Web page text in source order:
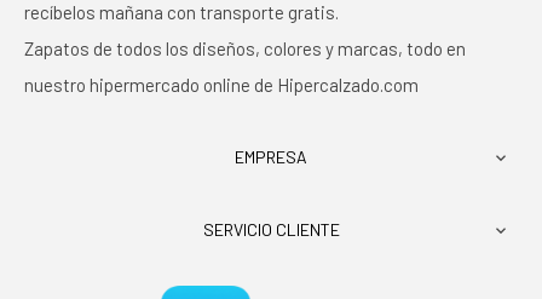
recíbelos mañana con transporte gratis.
Zapatos de todos los diseños, colores y marcas, todo en
nuestro hipermercado online de Hipercalzado.com
EMPRESA 
SERVICIO CLIENTE 